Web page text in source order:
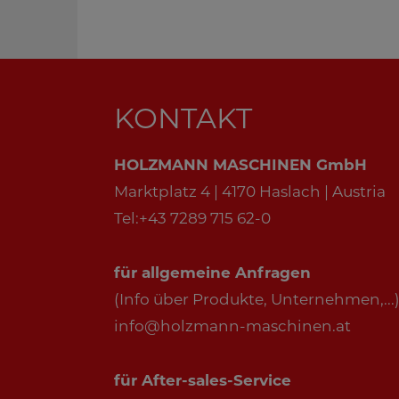
KONTAKT
HOLZMANN MASCHINEN GmbH
Marktplatz 4 | 4170 Haslach | Austria
Tel:+43 7289 715 62-0
für allgemeine Anfragen
(Info über Produkte,
info@holzmann-maschinen.at
für After-sales-Service